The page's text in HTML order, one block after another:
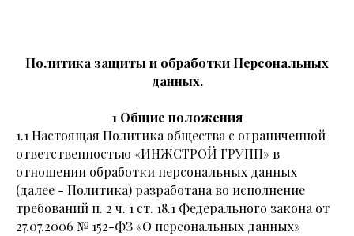
Политика защиты и обработки Персональных
данных.
1 Общие положения
1.1 Настоящая Политика общества с ограниченной
ответственностью «ИНЖСТРОЙ ГРУПП» в
отношении обработки персональных данных
(далее - Политика) разработана во исполнение
требований п. 2 ч. 1 ст. 18.1 Федерального закона от
27.07.2006 № 152-ФЗ «О персональных данных»